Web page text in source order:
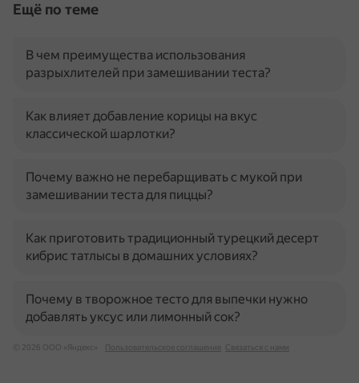
Ещё по теме
В чем преимущества использования
разрыхлителей при замешивании теста?
Как влияет добавление корицы на вкус
классической шарлотки?
Почему важно не перебарщивать с мукой при
замешивании теста для пиццы?
Как приготовить традиционный турецкий десерт
кибрис татлысы в домашних условиях?
Почему в творожное тесто для выпечки нужно
добавлять уксус или лимонный сок?
© 2026 ООО «Яндекс» Пользовательское соглашение Связаться с нами